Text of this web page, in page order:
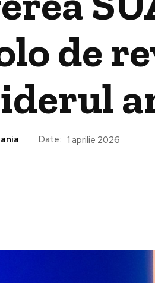
de
Date: 1 aprilie 2026